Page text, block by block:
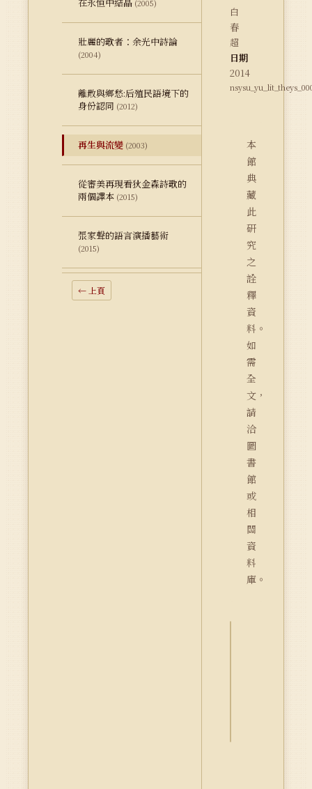
(2005)
壯麗的歌者：余光中詩論
(2004)
離散與鄉愁:后殖民語境下的
身份認同 (2012)
再生與流變 (2003)
從審美再現看狄金森詩歌的
兩個譯本 (2015)
張家聲的語言演播藝術
(2015)
← 上頁
白
春
超
日期
2014
本
館
典
藏
此
研
究
之
詮
釋
資
料。
如
需
全
文，
請
洽
圖
書
館
或
相
關
資
料
庫。